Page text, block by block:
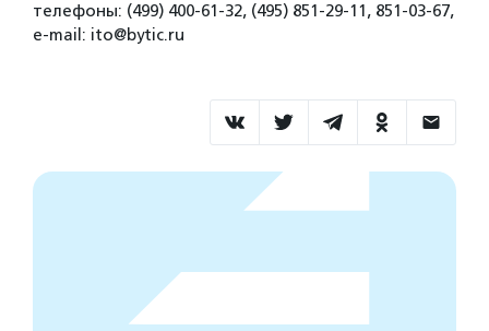
телефоны: (499) 400-61-32, (495) 851-29-11, 851-03-67,
e-mail: ito@bytic.ru